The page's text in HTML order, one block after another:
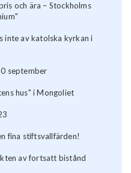
och ära – Stockholms
inte av katolska kyrkan i
september
hus" i Mongoliet
fina stiftsvallfärden!
av fortsatt bistånd